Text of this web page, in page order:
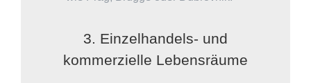
3. Einzelhandels- und
kommerzielle Lebensräume